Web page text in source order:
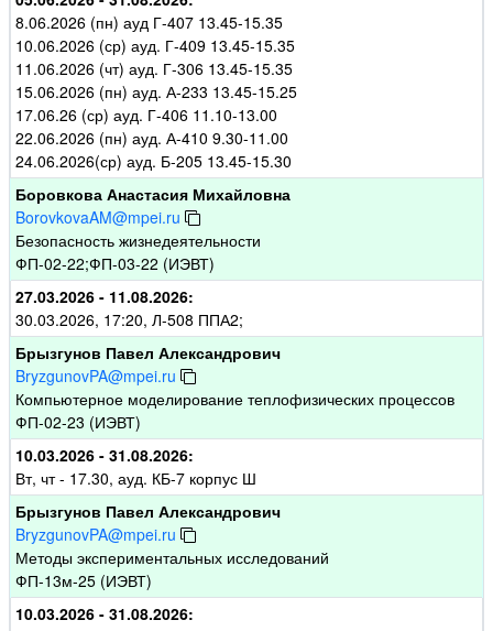
8.06.2026 (пн) ауд Г-407 13.45-15.35
10.06.2026 (ср) ауд. Г-409 13.45-15.35
11.06.2026 (чт) ауд. Г-306 13.45-15.35
15.06.2026 (пн) ауд. А-233 13.45-15.25
17.06.26 (ср) ауд. Г-406 11.10-13.00
22.06.2026 (пн) ауд. А-410 9.30-11.00
24.06.2026(ср) ауд. Б-205 13.45-15.30
Боровкова Анастасия Михайловна
BorovkovaAM@mpei.ru
Безопасность жизнедеятельности
ФП-02-22;ФП-03-22 (ИЭВТ)
27.03.2026 - 11.08.2026:
30.03.2026, 17:20, Л-508 ППА2;
Брызгунов Павел Александрович
BryzgunovPA@mpei.ru
Компьютерное моделирование теплофизических процессов
ФП-02-23 (ИЭВТ)
10.03.2026 - 31.08.2026:
Вт, чт - 17.30, ауд. КБ-7 корпус Ш
Брызгунов Павел Александрович
BryzgunovPA@mpei.ru
Методы экспериментальных исследований
ФП-13м-25 (ИЭВТ)
10.03.2026 - 31.08.2026: